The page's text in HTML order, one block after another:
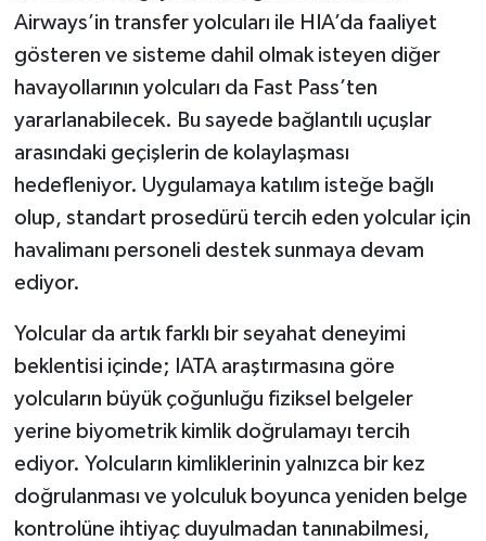
Airways’in transfer yolcuları ile HIA’da faaliyet
gösteren ve sisteme dahil olmak isteyen diğer
havayollarının yolcuları da Fast Pass’ten
yararlanabilecek. Bu sayede bağlantılı uçuşlar
arasındaki geçişlerin de kolaylaşması
hedefleniyor. Uygulamaya katılım isteğe bağlı
olup, standart prosedürü tercih eden yolcular için
havalimanı personeli destek sunmaya devam
ediyor.
Yolcular da artık farklı bir seyahat deneyimi
beklentisi içinde; IATA araştırmasına göre
yolcuların büyük çoğunluğu fiziksel belgeler
yerine biyometrik kimlik doğrulamayı tercih
ediyor. Yolcuların kimliklerinin yalnızca bir kez
doğrulanması ve yolculuk boyunca yeniden belge
kontrolüne ihtiyaç duyulmadan tanınabilmesi,